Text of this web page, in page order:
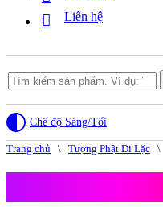
Liên hệ
Search
for...
Chế độ Sáng/Tối
Trang chủ \ Tượng Phật Di Lặc \